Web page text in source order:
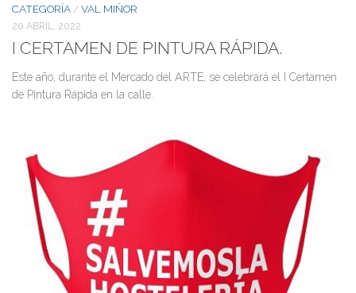
CATEGORÍA / VAL MIÑOR
20 ABRIL, 2022
I CERTAMEN DE PINTURA RÁPIDA.
Este año, durante el Mercado del ARTE, se celebrará el I Certamen
de Pintura Rápida en la calle.